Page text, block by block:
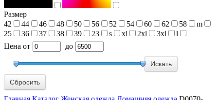
Размер
42
44 46 48 50 56 52 54 60 62 58
m
25
36 37 38 39 23 s xl 2xl 3xl
l
Цена от до
Сбросить